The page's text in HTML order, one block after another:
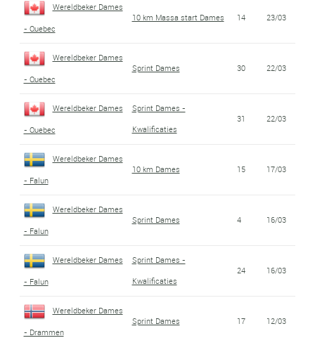
Wereldbeker Dames
- Quebec
10 km Massa start Dames 14 23/03
Wereldbeker Dames
- Quebec
Sprint Dames 30 22/03
Wereldbeker Dames
- Quebec
Sprint Dames -
Kwalificaties
31 22/03
Wereldbeker Dames
- Falun
10 km Dames 15 17/03
Wereldbeker Dames
- Falun
Sprint Dames 4 16/03
Wereldbeker Dames
- Falun
Sprint Dames -
Kwalificaties
24 16/03
Wereldbeker Dames
- Drammen
Sprint Dames 17 12/03